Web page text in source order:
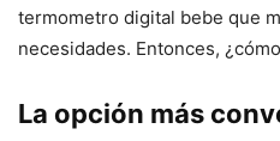
termometro digital bebe que
necesidades. Entonces,
La opción más